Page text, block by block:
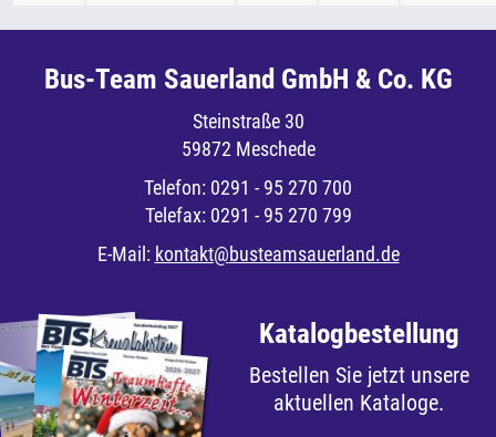
Bus-Team Sauerland GmbH & Co. KG
Steinstraße 30
59872 Meschede
Telefon: 0291 - 95 270 700
Telefax: 0291 - 95 270 799
E-Mail: kontakt busteamsauerland.de
Katalogbestellung
Bestellen Sie jetzt unsere
aktuellen Kataloge.